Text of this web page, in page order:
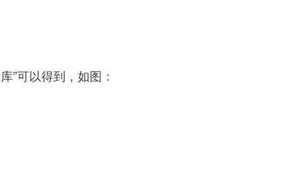
”可以得到，如图：